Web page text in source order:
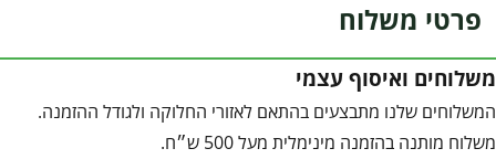
פרטי משלוח
משלוחים ואיסוף עצמי
המשלוחים שלנו מתבצעים בהתאם לאזורי החלוקה ולגודל ההזמנה.
משלוח מותנה בהזמנה מינימלית מעל 500 ש״ח.